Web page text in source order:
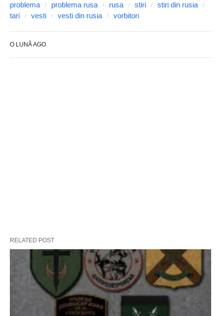
problema
problema rusa rusa stiri
stiri din rusia
tari
vesti vesti din rusia vorbitori
O LUNĂ AGO
RELATED POST